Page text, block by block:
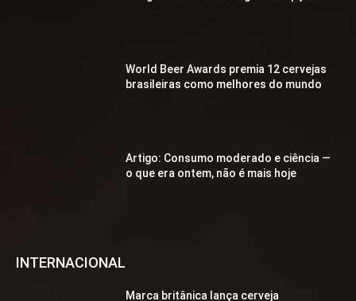
World Beer Awards premia 12 cervejas
brasileiras como melhores do mundo
Artigo: Consumo moderado e ciência —
o que era ontem, não é mais hoje
INTERNACIONAL
Marca britânica lança cerveja